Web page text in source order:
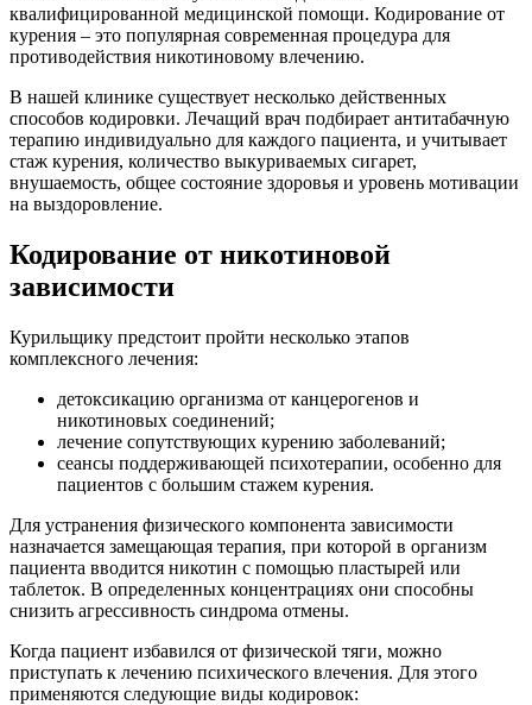
квалифицированной медицинской помощи. Кодирование от
курения – это популярная современная процедура для
противодействия никотиновому влечению.
В нашей клинике существует несколько действенных
способов кодировки. Лечащий врач подбирает антитабачную
терапию индивидуально для каждого пациента, и учитывает
стаж курения, количество выкуриваемых сигарет,
внушаемость, общее состояние здоровья и уровень мотивации
на выздоровление.
Кодирование от никотиновой
зависимости
Курильщику предстоит пройти несколько этапов
комплексного лечения:
детоксикацию организма от канцерогенов и
никотиновых соединений;
лечение сопутствующих курению заболеваний;
сеансы поддерживающей психотерапии, особенно для
пациентов с большим стажем курения.
Для устранения физического компонента зависимости
назначается замещающая терапия, при которой в организм
пациента вводится никотин с помощью пластырей или
таблеток. В определенных концентрациях они способны
снизить агрессивность синдрома отмены.
Когда пациент избавился от физической тяги, можно
приступать к лечению психического влечения. Для этого
применяются следующие виды кодировок: